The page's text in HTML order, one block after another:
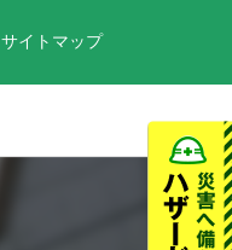
サイトマップ